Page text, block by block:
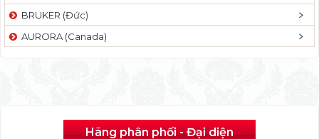
BRUKER (Đức)
AURORA (Canada)
Hãng phân phối - Đại diện